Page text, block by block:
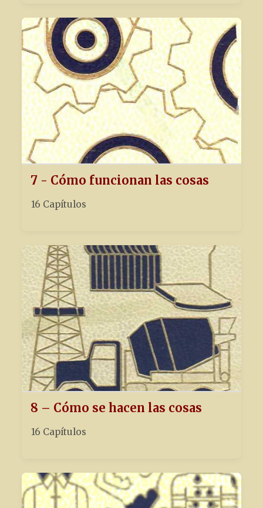
7 - Cómo funcionan las cosas
16 Capítulos
8 – Cómo se hacen las cosas
16 Capítulos